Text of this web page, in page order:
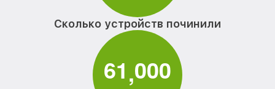
Сколько устройств починили
61,000